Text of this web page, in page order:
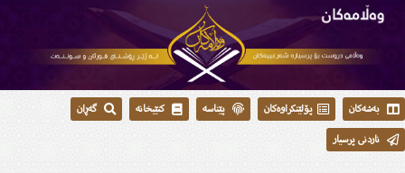
بەشەکان پۆلێنکراوەکان پێناسە کتێبخانە
گەڕان
ناردنی پرسیار